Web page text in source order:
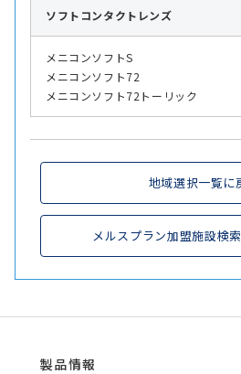
ソフト コンタクトレンズ
メニコンソフトS
メニコンソフト72
メニコンソフト72トーリック
地域選択一覧に
メルスプラン加盟施設検
製品情報